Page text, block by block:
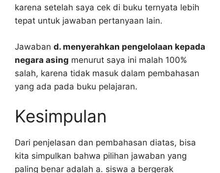
karena setelah saya cek di buku ternyata lebih
tepat untuk jawaban pertanyaan lain.
Jawaban d. menyerahkan pengelolaan kepada
negara asing menurut saya ini malah 100%
salah, karena tidak masuk dalam pembahasan
yang ada pada buku pelajaran.
Kesimpulan
Dari penjelasan dan pembahasan diatas, bisa
kita simpulkan bahwa pilihan jawaban yang
paling benar adalah a. siswa a bergerak